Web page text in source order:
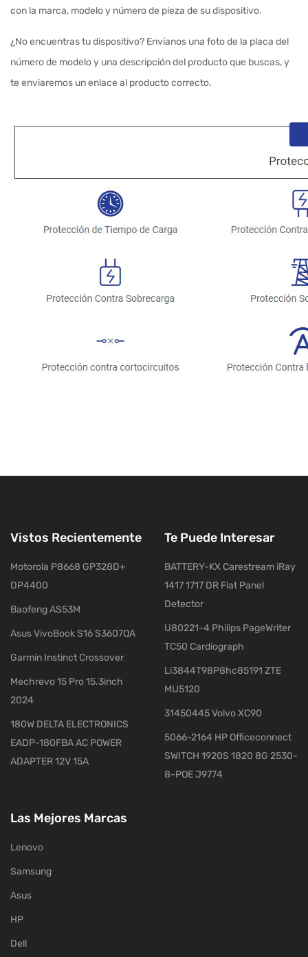
con la marca, modelo y número de pieza de su dispositivo.
¿No encuentras tu dispositivo? Envíanos una foto de la placa del
número de modelo y una descripción del producto que buscas, y
te enviaremos un enlace al producto correcto.
Vistos Recientemente
Motorola P8668 GP328D+
DP4400
Baofeng AS53M
Asus VivoBook S16 S3607QA
Garmin Instinct Crossover
Mechrevo 15 Pro 15.3inch
2024
180W DELTA ELECTRONICS
EADP-180FBA AC POWER
ADAPTER 12V 15A
Te Puede Interesar
BATTERY-KX Carestream iRay
1417 1717 DR Flat Panel
Detector
U80221-4 Philips PageWriter
TC50 Cardiograph
Li3844T98P8hc85191 ZTE
MU5120
31450445 Volvo XC90
5066-2164 HP Officeconnect
SWITCH 1920S 1820 8G 2530-
8-POE J9774
Las Mejores Marcas
Lenovo
Samsung
Asus
HP
Dell